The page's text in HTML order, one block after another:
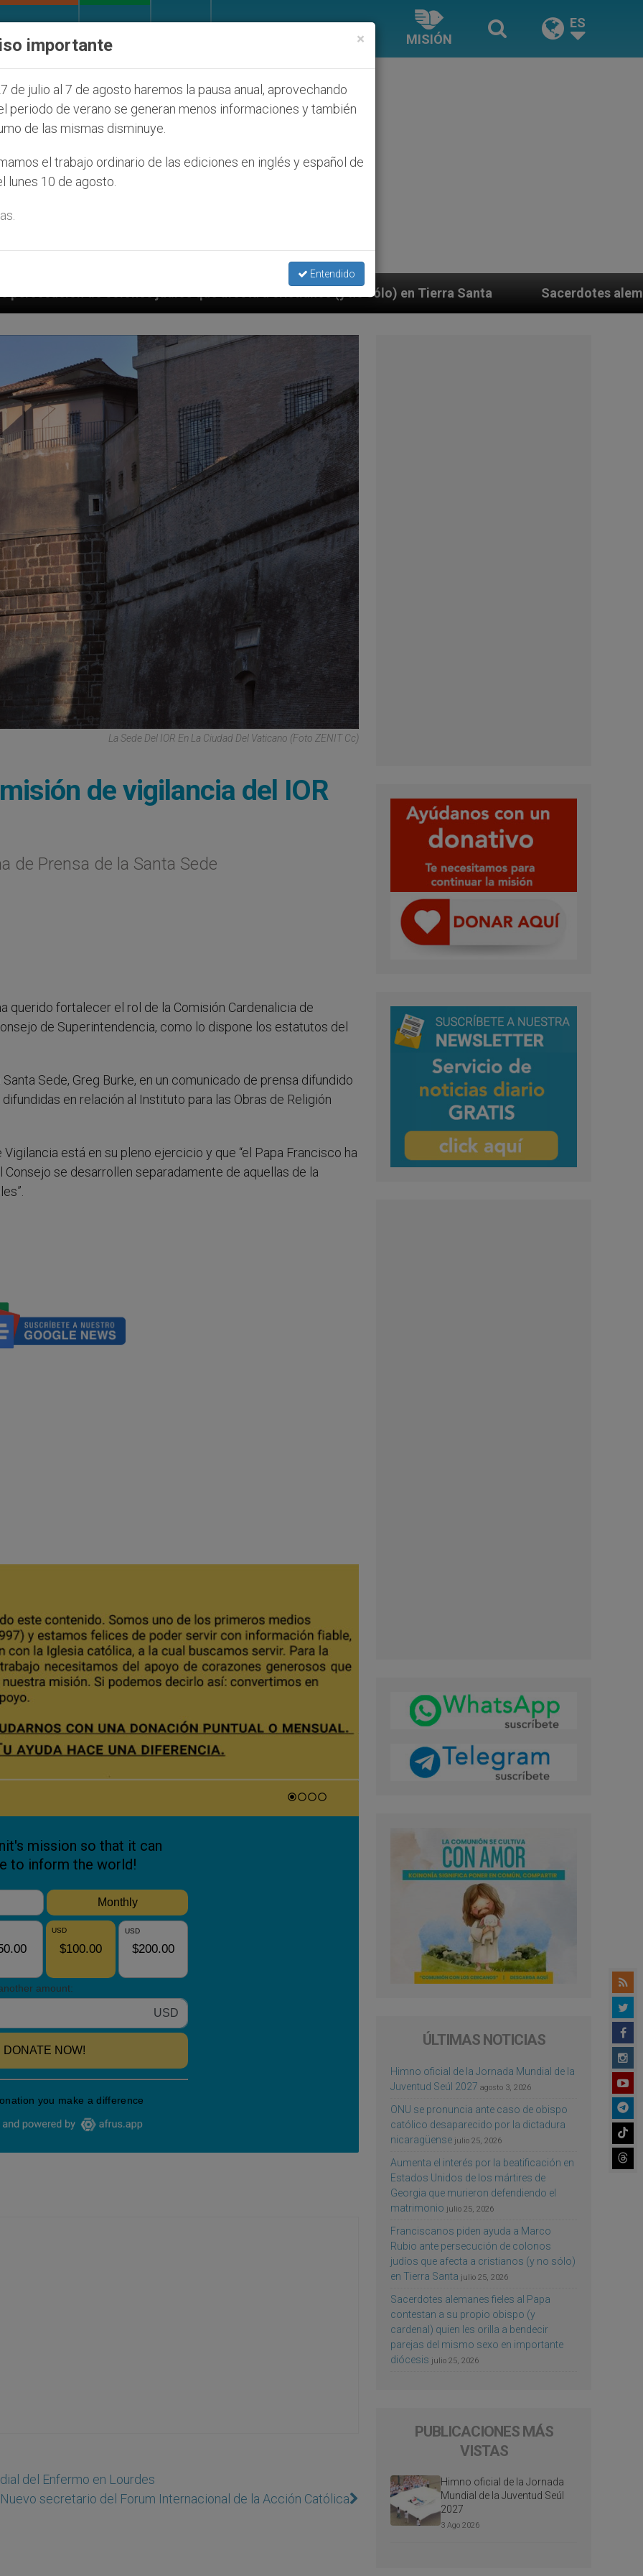
MISIÓN
ES
que afecta a cristianos (y no sólo) en Tierra Santa Sacerdotes alemanes fieles al Papa
La Sede Del IOR En La Ciudad Del Vaticano (Foto ZENIT Cc)
de vigilancia del IOR
de Prensa de la Santa Sede
querido fortalecer el rol de la Comisión Cardenalicia de
de Superintendencia, como lo dispone los estatutos del
Sede, Greg Burke, en un comunicado de prensa difundido
en relación al Instituto para las Obras de Religión
está en su pleno ejercicio y que “el Papa Francisco ha
se desarrollen separadamente de aquellas de la
del Enfermo en Lourdes
Nuevo secretario del Forum Internacional de la Acción Católica
ÚLTIMAS NOTICIAS
Himno oficial de la Jornada Mundial de la
Juventud Seúl 2027 agosto 3, 2026
ONU se pronuncia ante caso de obispo
católico desaparecido por la dictadura
nicaragüense julio 25, 2026
Aumenta el interés por la beatificación en
Estados Unidos de los mártires de
Georgia que murieron defendiendo el
matrimonio julio 25, 2026
Franciscanos piden ayuda a Marco
Rubio ante persecución de colonos
judíos que afecta a cristianos (y no sólo)
en Tierra Santa julio 25, 2026
Sacerdotes alemanes fieles al Papa
contestan a su propio obispo (y
cardenal) quien les orilla a bendecir
parejas del mismo sexo en importante
diócesis julio 25, 2026
PUBLICACIONES MÁS
VISTAS
Himno oficial de la Jornada
Mundial de la Juventud Seúl
2027
3 Ago 2026
×
importante
de julio al 7 de agosto haremos la pausa anual, aprovechando
periodo de verano se generan menos informaciones y también
de las mismas disminuye.
el trabajo ordinario de las ediciones en inglés y español de
lunes 10 de agosto.
Entendido